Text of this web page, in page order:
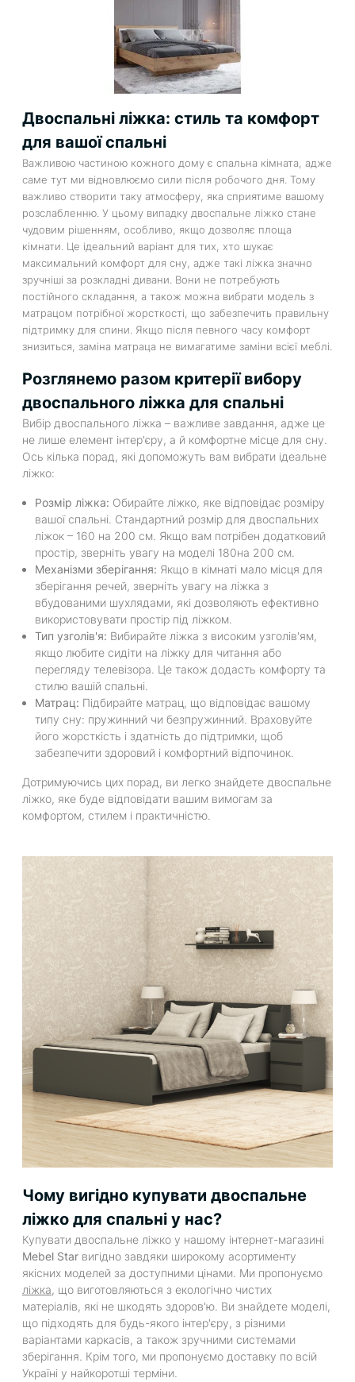
Двоспальні ліжка: стиль та комфорт
для вашої спальні
Важливою частиною кожного дому є спальна кімната, адже
саме тут ми відновлюємо сили після робочого дня. Тому
важливо створити таку атмосферу, яка сприятиме вашому
розслабленню. У цьому випадку двоспальне ліжко стане
чудовим рішенням, особливо, якщо дозволяє площа
кімнати. Це ідеальний варіант для тих, хто шукає
максимальний комфорт для сну, адже такі ліжка значно
зручніші за розкладні дивани. Вони не потребують
постійного складання, а також можна вибрати модель з
матрацом потрібної жорсткості, що забезпечить правильну
підтримку для спини. Якщо після певного часу комфорт
знизиться, заміна матраца не вимагатиме заміни всієї меблі.
Розглянемо разом критерії вибору
двоспального ліжка для спальні
Вибір двоспального ліжка – важливе завдання, адже це
не лише елемент інтер'єру, а й комфортне місце для сну.
Ось кілька порад, які допоможуть вам вибрати ідеальне
ліжко:
Розмір ліжка: Обирайте ліжко, яке відповідає розміру
вашої спальні. Стандартний розмір для двоспальних
ліжок – 160 на 200 см. Якщо вам потрібен додатковий
простір, зверніть увагу на моделі 180на 200 см.
Механізми зберігання: Якщо в кімнаті мало місця для
зберігання речей, зверніть увагу на ліжка з
вбудованими шухлядами, які дозволяють ефективно
використовувати простір під ліжком.
Тип узголів'я: Вибирайте ліжка з високим узголів'ям,
якщо любите сидіти на ліжку для читання або
перегляду телевізора. Це також додасть комфорту та
стилю вашій спальні.
Матрац: Підбирайте матрац, що відповідає вашому
типу сну: пружинний чи безпружинний. Враховуйте
його жорсткість і здатність до підтримки, щоб
забезпечити здоровий і комфортний відпочинок.
Дотримуючись цих порад, ви легко знайдете двоспальне
ліжко, яке буде відповідати вашим вимогам за
комфортом, стилем і практичністю.
Чому вигідно купувати двоспальне
ліжко для спальні у нас?
Купувати двоспальне ліжко у нашому інтернет-магазині
Mebel Star вигідно завдяки широкому асортименту
якісних моделей за доступними цінами. Ми пропонуємо
ліжка, що виготовляються з екологічно чистих
матеріалів, які не шкодять здоров'ю. Ви знайдете моделі,
що підходять для будь-якого інтер'єру, з різними
варіантами каркасів, а також зручними системами
зберігання. Крім того, ми пропонуємо доставку по всій
Україні у найкоротші терміни.